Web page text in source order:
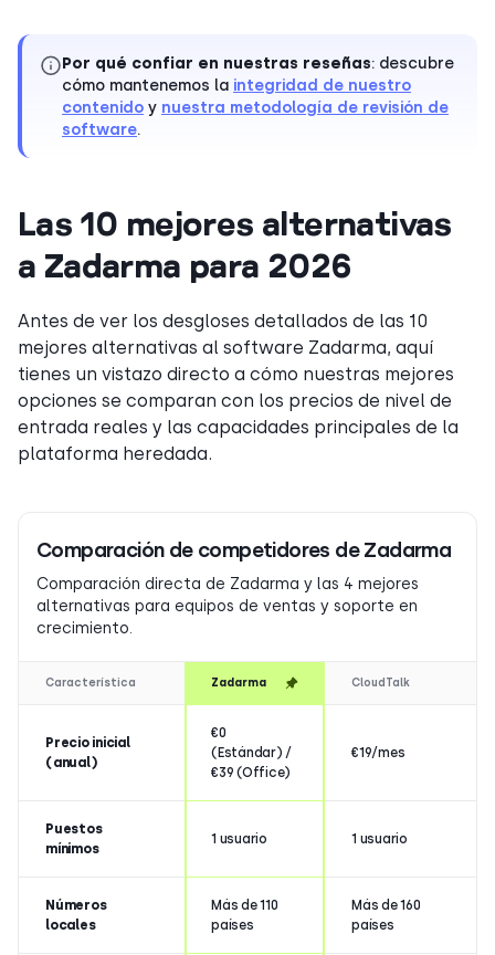
Por qué confiar en nuestras reseñas: descubre
cómo mantenemos la integridad de nuestro
contenido y nuestra metodología de revisión de
software.
Las 10 mejores alternativas
a Zadarma para 2026
Antes de ver los desgloses detallados de las 10
mejores alternativas al software Zadarma, aquí
tienes un vistazo directo a cómo nuestras mejores
opciones se comparan con los precios de nivel de
entrada reales y las capacidades principales de la
plataforma heredada.
Comparación de competidores de Zadarma
Comparación directa de Zadarma y las 4 mejores
alternativas para equipos de ventas y soporte en
crecimiento.
Característica Zadarma CloudTalk
Precio inicial
(anual)
€0
(Estándar) /
€39 (Office)
€19/mes
Puestos
mínimos
1 usuario 1 usuario
Números
locales
Más de 110
países
Más de 160
países